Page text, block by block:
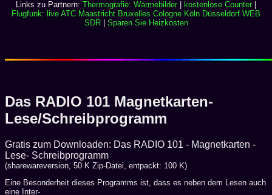
Links zu Partnern: Thermografie: Wärmebilder| kostenlose Counter|
Flugfunk: live ATC Maastricht Bruxelles Cologne Köln Düsseldorf WEB
SDR| Sparen Sie Heizkosten
Das RADIO 101 Magnetkarten-
Lese/Schreibprogramm
Gratis zum Downloaden: Das RADIO 101 - Magnetkarten -
Lese- Schreibprogramm
(sharewareversion, 50 K Zip-Datei, entpackt: 100 K)
Eine Besonderheit dieses Programms ist, dass es neben dem Lesen auch
eine Inter-